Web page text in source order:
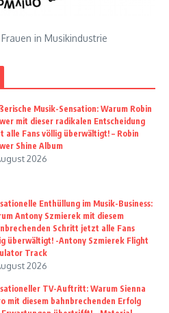
in Musikindustrie
Musik-Sensation: Warum Robin
mit dieser radikalen Entscheidung
alle Fans völlig überwältigt! – Robin
Shine Album
2026
Enthüllung im Musik-Business:
Antony Szmierek mit diesem
Schritt jetzt alle Fans
überwältigt! -Antony Szmierek Flight
Track
2026
TV-Auftritt: Warum Sienna
mit diesem bahnbrechenden Erfolg